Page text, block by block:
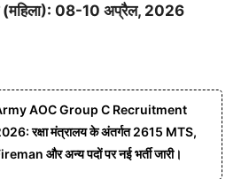
(महिला): 08-10 अप्रैल, 2026
AOC Group C Recruitment
रक्षा मंत्रालय के अंतर्गत 2615 MTS,
और अन्य पदों पर नई भर्ती जारी।